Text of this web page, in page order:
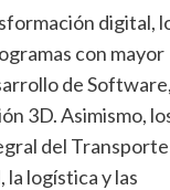
digital,
con mayor
de
3D. Asimismo,
del Transporte
logística y las